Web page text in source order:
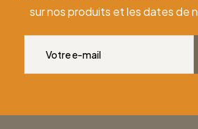
sur nos produits et les dates de